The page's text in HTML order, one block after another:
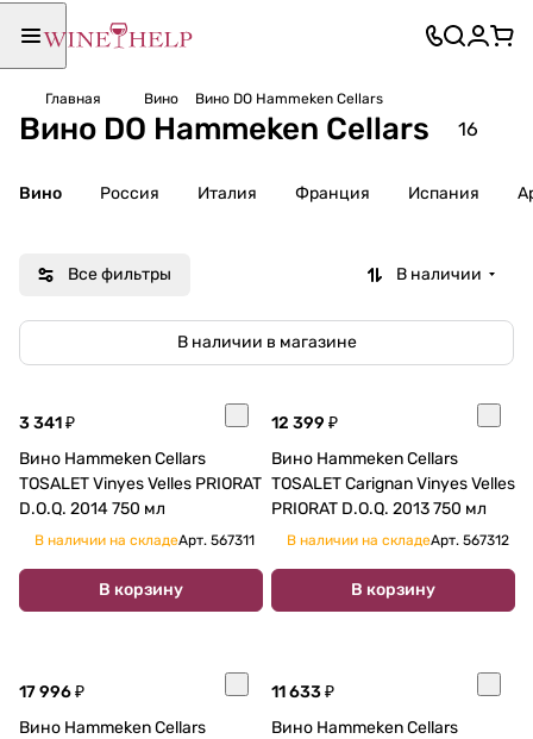
Главная Вино Вино DO Hammeken Cellars
Вино DO Hammeken Cellars 16
Вино Россия Италия Франция Испания
Все фильтры В наличии
В наличии в магазине
3 341 ₽
Вино Hammeken Cellars
TOSALET Vinyes Velles PRIORAT
D.O.Q. 2014 750 мл
В наличии на складеАрт. 567311
В корзину
12 399 ₽
Вино Hammeken Cellars
TOSALET Carignan Vinyes Velles
PRIORAT D.O.Q. 2013 750 мл
В наличии на складеАрт. 567312
В корзину
17 996 ₽
Вино Hammeken Cellars
11 633 ₽
Вино Hammeken Cellars